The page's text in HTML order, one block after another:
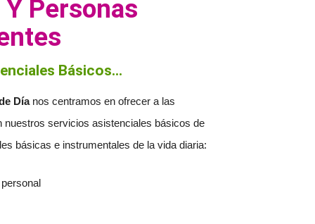
Personas
Básicos...
Díanos centramos en ofrecer a las
nuestros servicios asistenciales básicos de
básicas e instrumentales de la vida diaria: